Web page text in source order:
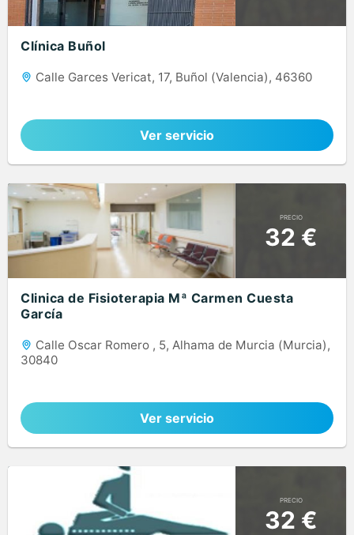
Clínica Buñol
Calle Garces Vericat, 17, Buñol (Valencia), 46360
Ver servicio
PRECIO
32 €
Clinica de Fisioterapia Mª Carmen Cuesta
García
Calle Oscar Romero , 5, Alhama de Murcia (Murcia),
30840
Ver servicio
PRECIO
32 €